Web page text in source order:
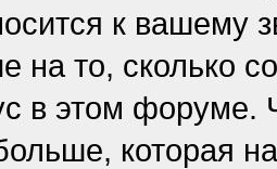
к вашему
на то, сколько
в этом форуме.
которая